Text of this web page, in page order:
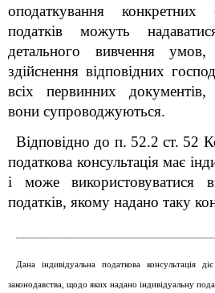
оподаткування конкретних
податків можуть
детального вивчення умов,
здійснення відповідних
всіх первинних
вони супроводжуються.
Відповідно до п. 52.2 ст. 52
податкова консультація має
і може використовуватися
податків, якому надано таку
Дана індивідуальна податкова консультація
законодавства, щодо яких надано індивідуальну